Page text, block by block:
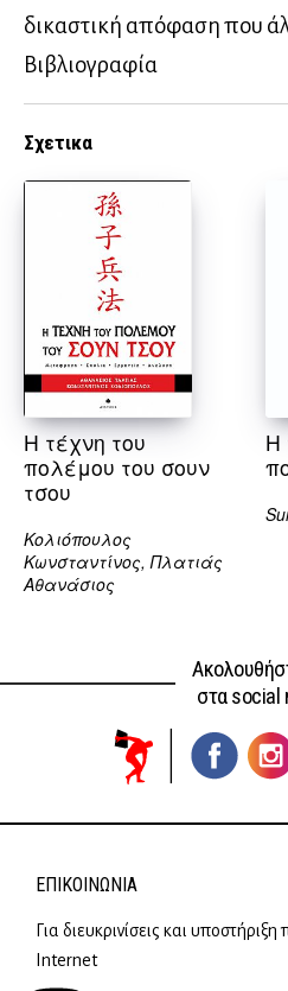
δικαστική απόφαση που
Βιβλιογραφία
Σχετικα
Η τέχνη του
πολέμου του σουν
τσου
Κολιόπουλος
Κωνσταντίνος, Πλατιάς
Αθανάσιος
Η
στα social
ΕΠΙΚΟΙΝΩΝΊΑ
Για διευκρινίσεις και
Internet